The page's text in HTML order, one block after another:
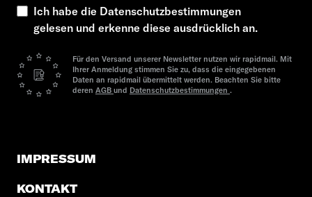
Ich habe die Datenschutzbestimmungen
gelesen und erkenne diese ausdrücklich an.
Für den Versand unserer Newsletter nutzen wir rapidmail. Mit
Ihrer Anmeldung stimmen Sie zu, dass die eingegebenen
Daten an rapidmail übermittelt werden. Beachten Sie bitte
deren AGB und Datenschutzbestimmungen .
IMPRESSUM
KONTAKT